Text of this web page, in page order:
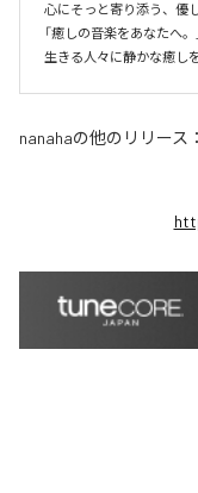
心にそっと寄り添う、優
「癒しの音楽をあなたへ
生きる人々に静かな癒しを
nanahaの他のリリース：